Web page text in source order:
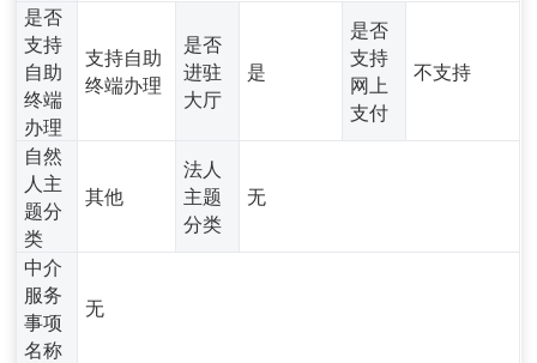
是否
支持
自助
终端
办理
支持自助
终端办理
是否
进驻
大厅
是
是否
支持
网上
支付
不支持
自然
人主
题分
类
其他
法人
主题
分类
无
中介
服务
事项
名称
无